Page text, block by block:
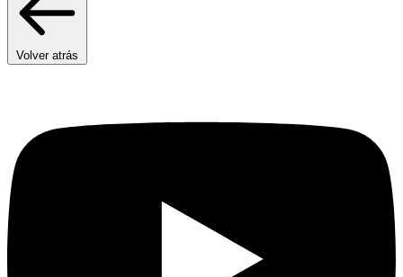
Volver atrás